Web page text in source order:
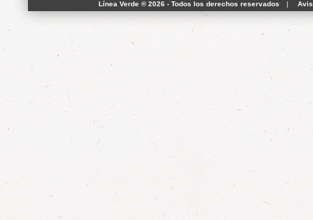
Línea Verde ® 2026 - Todos los derechos reservados |